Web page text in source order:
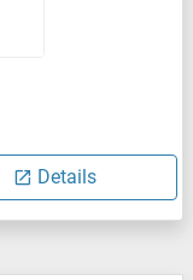
Details